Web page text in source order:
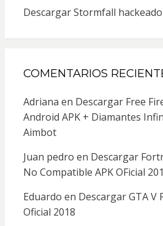
Descargar Stormfall
COMENTARIOS
Adriana en Descargar Free
Android APK + Diamantes
Aimbot
Juan pedro en Descargar
No Compatible APK OFicial
Eduardo en Descargar GTA V
Oficial 2018